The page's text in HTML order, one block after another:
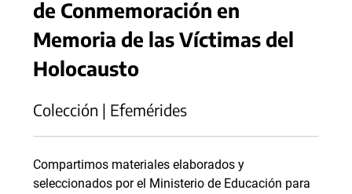
de Conmemoración en
Memoria de las Víctimas del
Holocausto
Colección | Efemérides
Compartimos materiales elaborados y
seleccionados por el Ministerio de Educación para